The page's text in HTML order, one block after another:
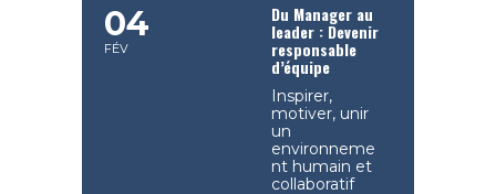
04
FÉV
Du Manager au
leader : Devenir
responsable
d’équipe
Inspirer,
motiver, unir
un
environneme
nt humain et
collaboratif